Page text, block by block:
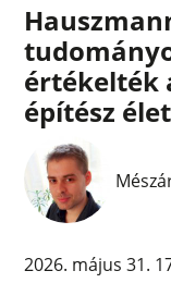
értékelték
építész
2026. május 31.